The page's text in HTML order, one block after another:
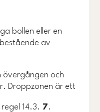
bollen eller en
av
och
Droppzonen är ett
14.3. 7.